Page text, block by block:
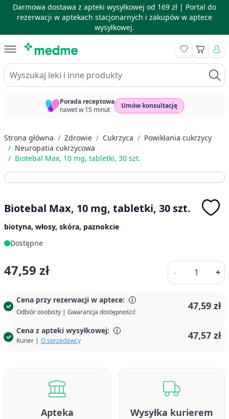
Darmowa dostawa z apteki wysyłkowej od 169 zł | Portal do
rezerwacji w aptekach stacjonarnych i zakupów w aptece
wysyłkowej.
Wyszukaj leki i inne produkty
Koszyk
Porada receptowa
nawet w 15 minut
Umów konsultację
Strona główna / Zdrowie / Cukrzyca / Powikłania cukrzycy
/ Neuropatia cukrzycowa
/ Biotebal Max, 10 mg, tabletki, 30 szt.
Biotebal Max, 10 mg, tabletki, 30 szt.
biotyna, włosy, skóra, paznokcie
Dostępne
Cena przy rezerwacji w aptece:
Odbiór osobisty | Gwarancja dostępności!
47,59 zł
Cena z apteki wysyłkowej:
Kurier | O sprzedawcy 47,57 zł
47,59 zł -
Ilość
+
Apteka Wysyłka kurierem